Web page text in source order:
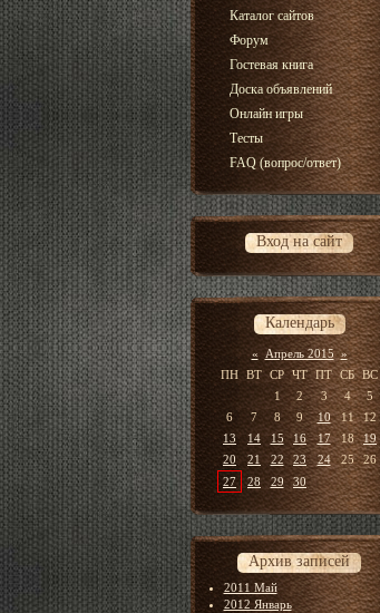
Каталог сайтов
Форум
Гостевая книга
Доска объявлений
Онлайн игры
Тесты
FAQ (вопрос/ответ)
Вход на сайт
Календарь
« Апрель 2015 »
ПН ВТ СР ЧТ ПТ СБ ВС
1
2 3 4
5
6
7 8 9 10 11
12
13
14 15 16 17 18
19
20
21 22 23 24 25
26
27
28 29 30
Архив записей
2011 Май
2012 Январь